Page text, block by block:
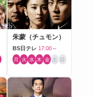
朱蒙（チュモン）
BS日テレ 17:00～
月 火 水 木 金 土 日